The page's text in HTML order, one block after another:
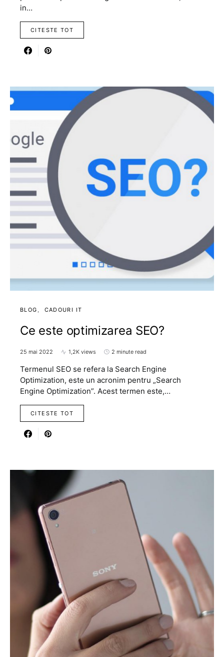
in…
CITESTE TOT
BLOG CADOURI IT
Ce este optimizarea SEO?
25 mai 2022 1,2K views 2 minute read
Termenul SEO se refera la Search Engine
Optimization, este un acronim pentru „Search
Engine Optimization”. Acest termen este,…
CITESTE TOT